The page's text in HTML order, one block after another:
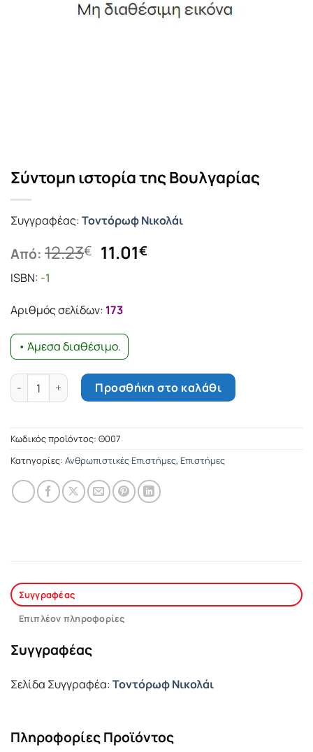
Σύντομη ιστορία της Βουλγαρίας
Συγγραφέας:Τοντόρωφ Νικολάι
Από: 12.23€ Original
12.23€.
11.01€Η
ISBN: -1
Αριθμός σελίδων: 173
• Άμεσα διαθέσιμο.
Σύντομη ιστορία της Βουλγαρίας ποσότητα
Προσθήκη στο καλάθι
Κωδικός προϊόντος: Θ007
Κατηγορίες: Ανθρωπιστικές Επιστήμες, Επιστήμες
Συγγραφέας
Επιπλέον πληροφορίες
Συγγραφέας
Σελίδα Συγγραφέα:Τοντόρωφ Νικολάι
Πληροφορίες Προϊόντος